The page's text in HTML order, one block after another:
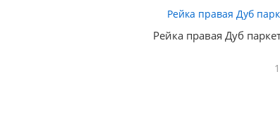
Рейка правая Дуб